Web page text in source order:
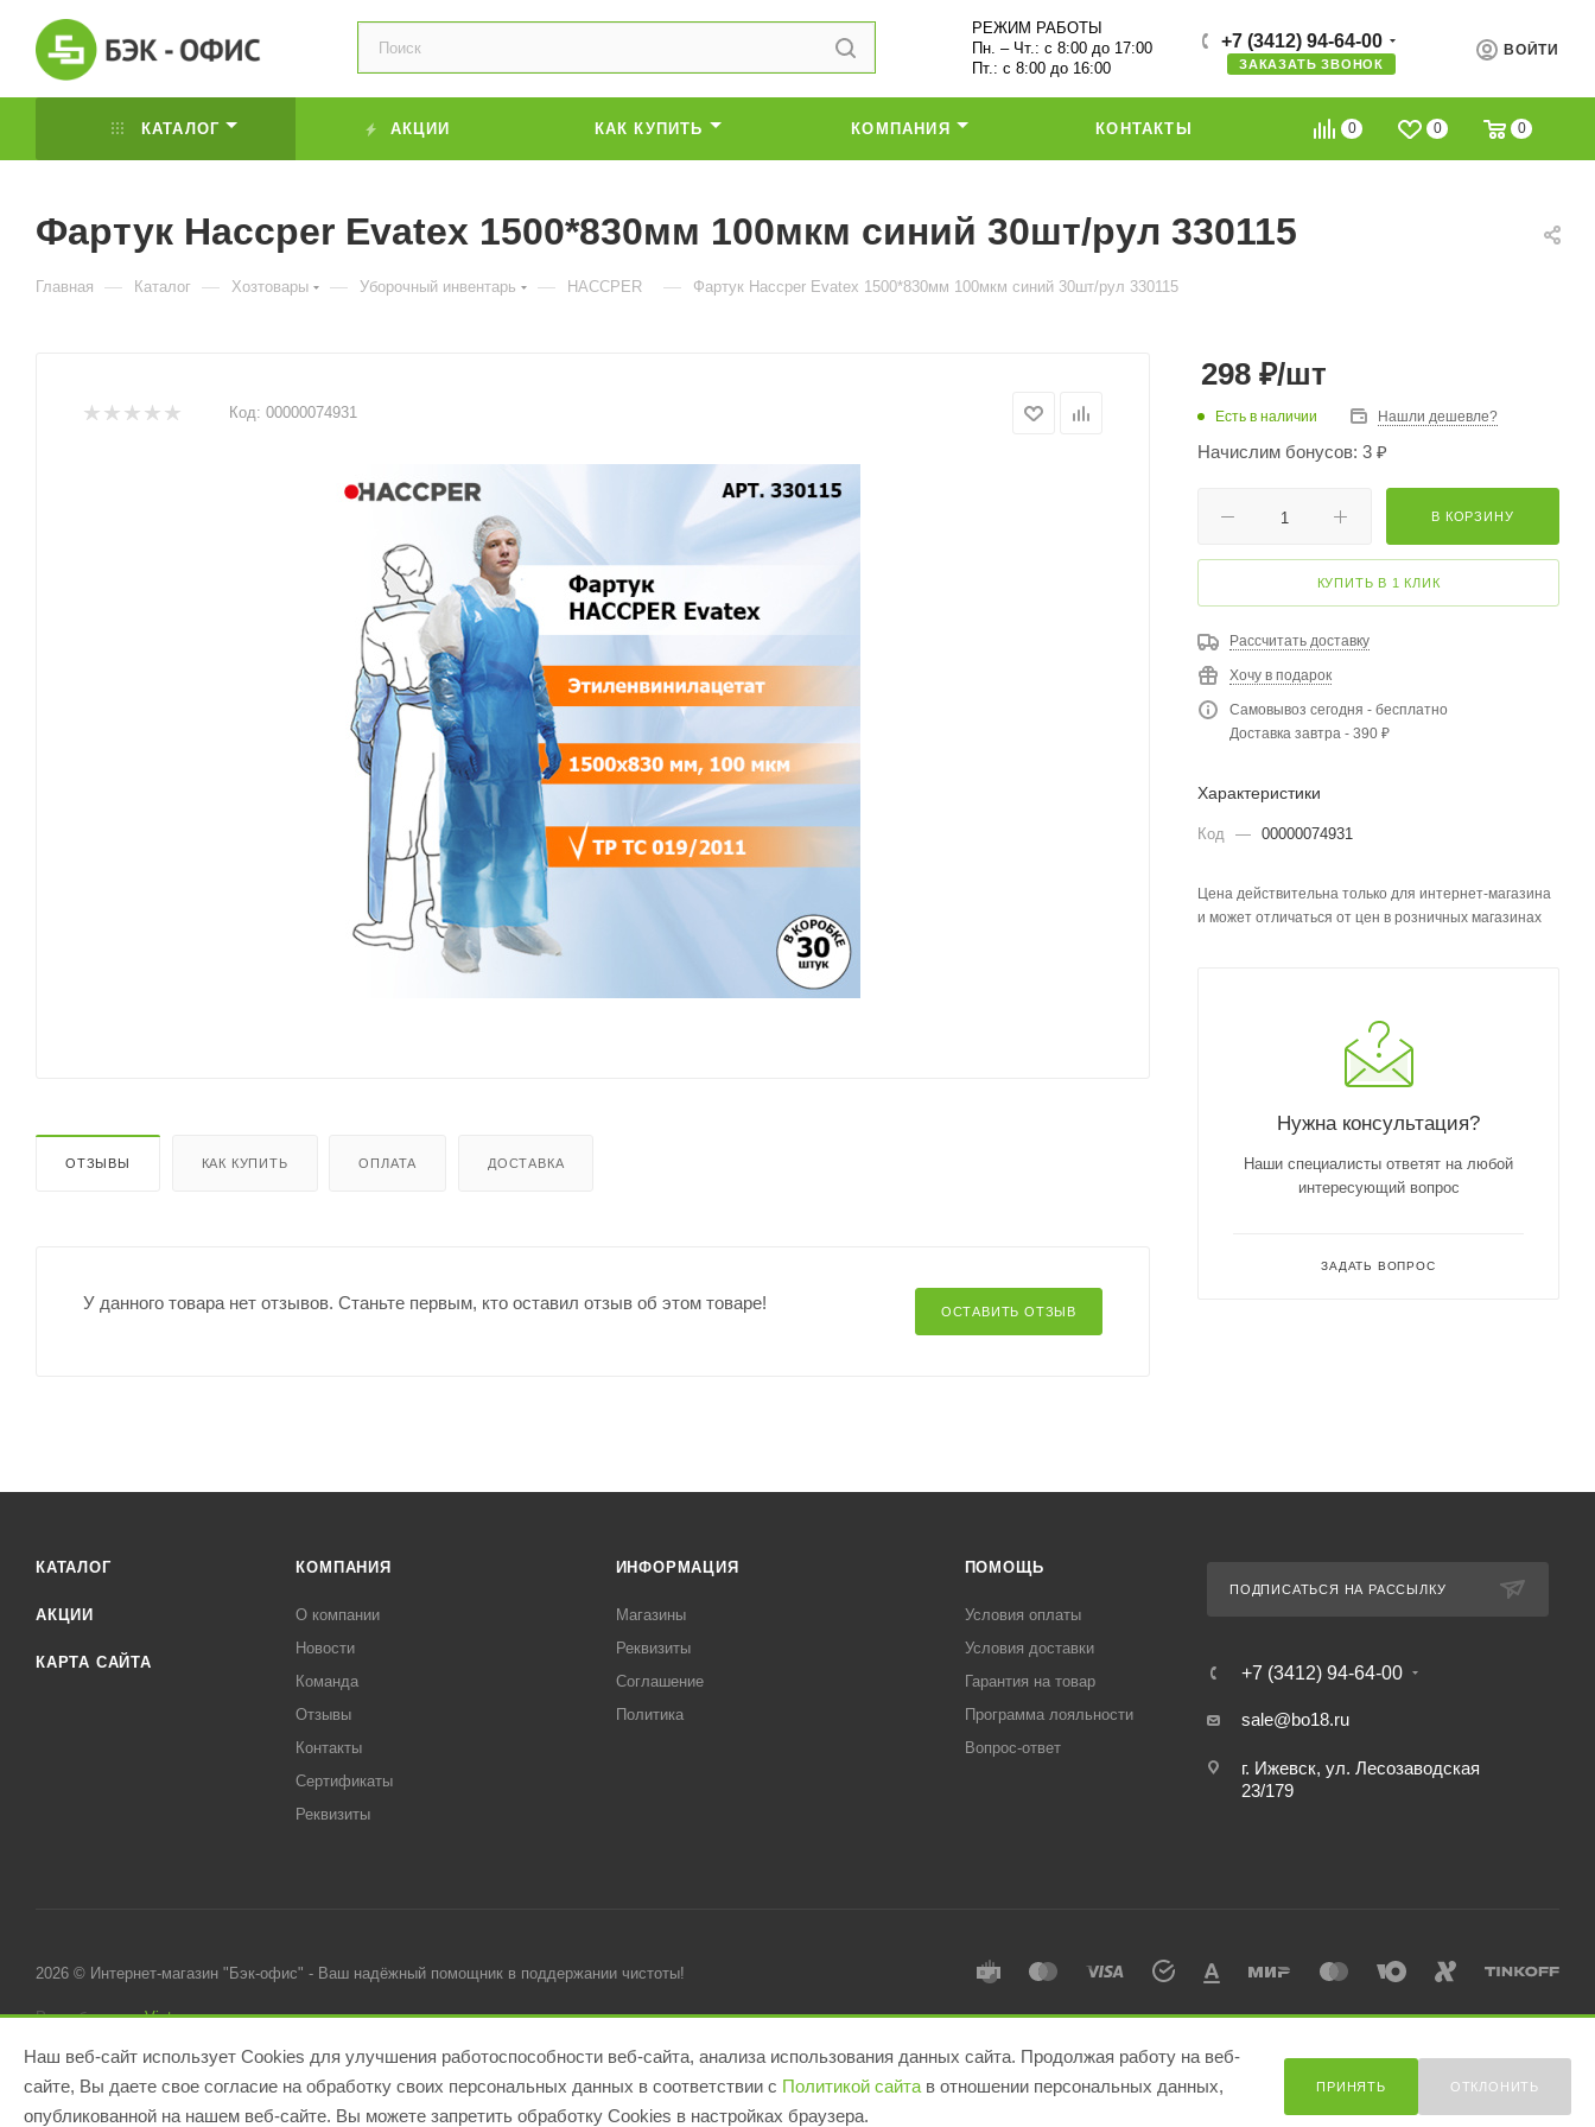
ВОЙТИ
РЕЖИМ РАБОТЫ
Пн. – Чт.: с 8:00 до 17:00
Пт.: с 8:00 до 16:00
+7 (3412) 94-64-00
ЗАКАЗАТЬ ЗВОНОК
0 0 0
КАТАЛОГ АКЦИИ КАК КУПИТЬ КОМПАНИЯ КОНТАКТЫ
Фартук Haccper Evatex 1500*830мм 100мкм синий 30шт/рул 330115
Главная — Каталог — Хозтовары — Уборочный инвентарь — HACCPER — Фартук Haccper Evatex 1500*830мм 100мкм синий 30шт/рул 330115
Код: 00000074931
ОТЗЫВЫ КАК КУПИТЬ ОПЛАТА ДОСТАВКА
ОСТАВИТЬ ОТЗЫВ
У данного товара нет отзывов. Станьте первым, кто оставил отзыв об этом товаре!
298 ₽/шт
Есть в наличии Нашли дешевле?
Начислим бонусов: 3 ₽
В КОРЗИНУ
КУПИТЬ В 1 КЛИК
Рассчитать доставку
Хочу в подарок
Самовывоз сегодня - бесплатно
Доставка завтра - 390 ₽
Характеристики
Код — 00000074931
Цена действительна только для интернет-магазина
и может отличаться от цен в розничных магазинах
Нужна консультация?
Наши специалисты ответят на любой
интересующий вопрос
ЗАДАТЬ ВОПРОС
КАТАЛОГ
АКЦИИ
КАРТА САЙТА
КОМПАНИЯ
О компании
Новости
Команда
Отзывы
Контакты
Сертификаты
Реквизиты
ИНФОРМАЦИЯ
Магазины
Реквизиты
Соглашение
Политика
ПОМОЩЬ
Условия оплаты
Условия доставки
Гарантия на товар
Программа лояльности
Вопрос-ответ
ПОДПИСАТЬСЯ НА РАССЫЛКУ
+7 (3412) 94-64-00
sale@bo18.ru
г. Ижевск, ул. Лесозаводская
23/179
2026 © Интернет-магазин "Бэк-офис" - Ваш надёжный помощник в поддержании чистоты!
Разработано вVictory
Наш веб-сайт использует Cookies для улучшения работоспособности веб-сайта, анализа использования данных сайта. Продолжая работу на веб-
сайте, Вы даете свое согласие на обработку своих персональных данных в соответствии с Политикой сайта в отношении персональных данных,
опубликованной на нашем веб-сайте. Вы можете запретить обработку Cookies в настройках браузера.
ПРИНЯТЬ ОТКЛОНИТЬ